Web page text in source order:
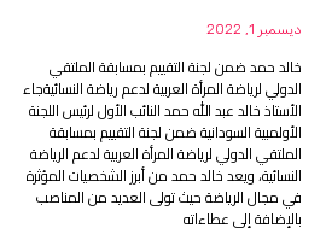
ديسمبر 1, 2022
خالد حمد ضمن لجنة التقييم بمسابقة الملتقي
الدولي لرياضة المرأة العربية لدعم رياضة النسائيةجاء
الأستاذ خالد عبد الله حمد النائب الأول لرئيس اللجنة
الأولمبية السودانية ضمن لجنة التقييم بمسابقة
الملتقي الدولي لرياضة المرأة العربية لدعم الرياضة
النسائية، ويعد خالد حمد من أبرز الشخصيات المؤثرة
في مجال الرياضة حيث تولى العديد من المناصب
بالإضافة إلى عطاءاته